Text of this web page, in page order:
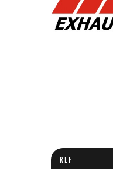
REF